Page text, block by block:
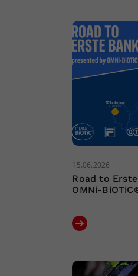
15.06.2026
Road to
OMNi-